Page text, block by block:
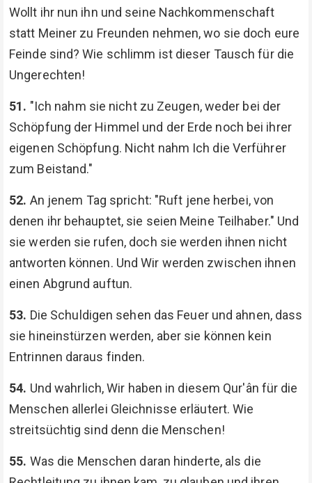
Wollt ihr nun ihn und seine Nachkommenschaft
statt Meiner zu Freunden nehmen, wo sie doch eure
Feinde sind? Wie schlimm ist dieser Tausch für die
Ungerechten!
51. "Ich nahm sie nicht zu Zeugen, weder bei der
Schöpfung der Himmel und der Erde noch bei ihrer
eigenen Schöpfung. Nicht nahm Ich die Verführer
zum Beistand."
52. An jenem Tag spricht: "Ruft jene herbei, von
denen ihr behauptet, sie seien Meine Teilhaber." Und
sie werden sie rufen, doch sie werden ihnen nicht
antworten können. Und Wir werden zwischen ihnen
einen Abgrund auftun.
53. Die Schuldigen sehen das Feuer und ahnen, dass
sie hineinstürzen werden, aber sie können kein
Entrinnen daraus finden.
54. Und wahrlich, Wir haben in diesem Qur'ân für die
Menschen allerlei Gleichnisse erläutert. Wie
streitsüchtig sind denn die Menschen!
55. Was die Menschen daran hinderte, als die